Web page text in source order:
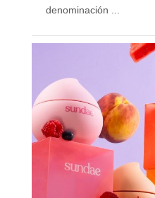
denominación ...